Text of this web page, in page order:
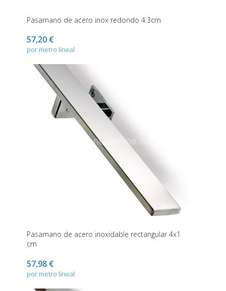
Pasamano de acero inox redondo 4.3cm
57,20 €
por metro lineal
Pasamano de acero inoxidable rectangular 4x1
cm
57,98 €
por metro lineal